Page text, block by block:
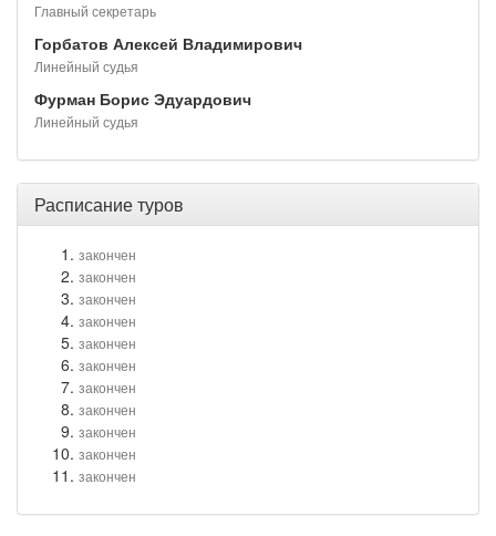
Главный секретарь
Горбатов Алексей Владимирович
Линейный судья
Фурман Борис Эдуардович
Линейный судья
Расписание туров
закончен
закончен
закончен
закончен
закончен
закончен
закончен
закончен
закончен
закончен
закончен